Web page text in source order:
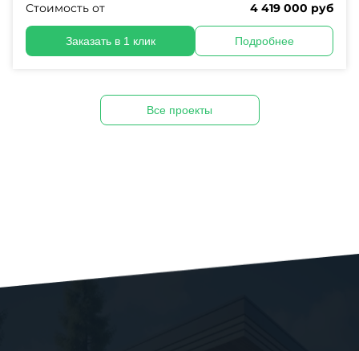
Стоимость от
4 419 000 руб
Заказать в 1 клик Подробнее
Все проекты